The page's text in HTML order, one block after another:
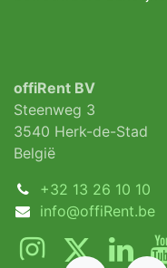
offiRent BV
Steenweg 3
3540 Herk-de-Stad
België
+32 13 26 10 10
info@offiRent.be